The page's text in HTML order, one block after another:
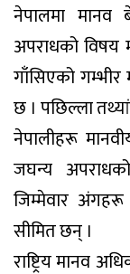
नेपालमा
अपराधको विषय
गाँसिएको
छ । पछिल्ला
नेपालीहरू
जघन्य
जिम्मेवार अंगहरू
सीमित छन् ।
राष्ट्रिय मानव